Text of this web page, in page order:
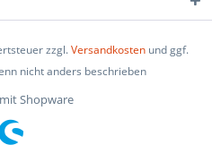
zzgl.Versandkosten und ggf.
nicht anders beschrieben
Shopware